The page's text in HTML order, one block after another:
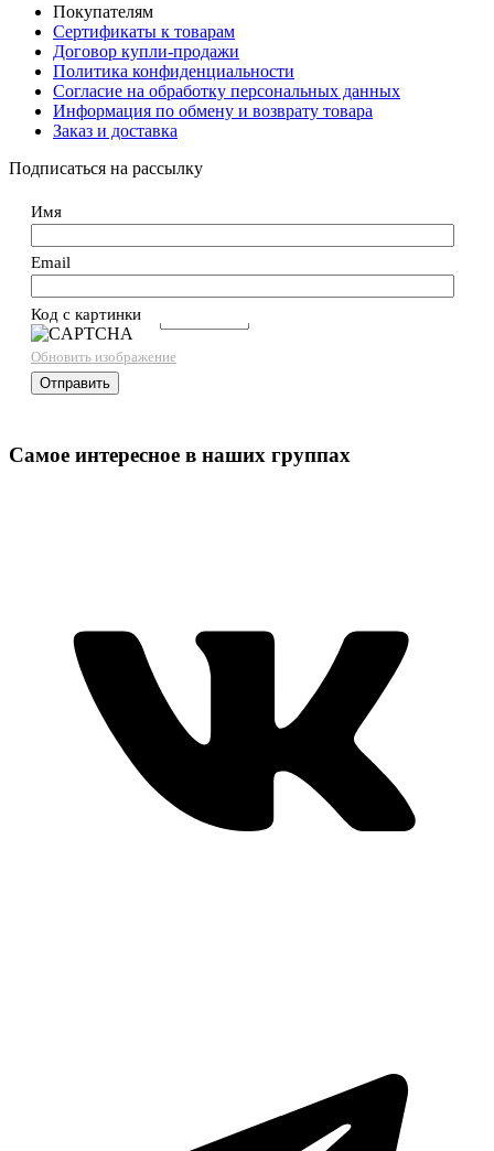
Покупателям
Сертификаты к товарам
Договор купли-продажи
Политика конфиденциальности
Согласие на обработку персональных данных
Информация по обмену и возврату товара
Заказ и доставка
Подписаться на рассылку
Имя
Email
Код с картинки→
Обновить изображение
Самое интересное в наших группах